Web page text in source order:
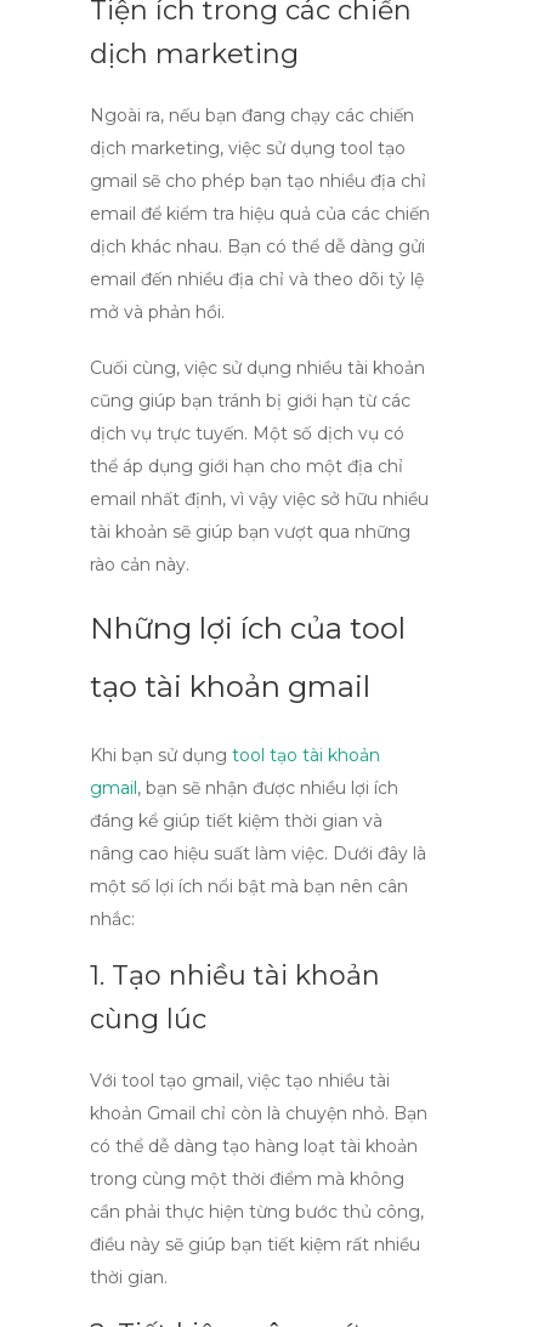
Tiện ích trong các chiến
dịch marketing
Ngoài ra, nếu bạn đang chạy các chiến
dịch marketing, việc sử dụng tool tạo
gmail sẽ cho phép bạn tạo nhiều địa chỉ
email để kiểm tra hiệu quả của các chiến
dịch khác nhau. Bạn có thể dễ dàng gửi
email đến nhiều địa chỉ và theo dõi tỷ lệ
mở và phản hồi.
Cuối cùng, việc sử dụng nhiều tài khoản
cũng giúp bạn tránh bị giới hạn từ các
dịch vụ trực tuyến. Một số dịch vụ có
thể áp dụng giới hạn cho một địa chỉ
email nhất định, vì vậy việc sở hữu nhiều
tài khoản sẽ giúp bạn vượt qua những
rào cản này.
Những lợi ích của tool
tạo tài khoản gmail
Khi bạn sử dụng tool tạo tài khoản
gmail, bạn sẽ nhận được nhiều lợi ích
đáng kể giúp tiết kiệm thời gian và
nâng cao hiệu suất làm việc. Dưới đây là
một số lợi ích nổi bật mà bạn nên cân
nhắc:
1. Tạo nhiều tài khoản
cùng lúc
Với tool tạo gmail, việc tạo nhiều tài
khoản Gmail chỉ còn là chuyện nhỏ. Bạn
có thể dễ dàng tạo hàng loạt tài khoản
trong cùng một thời điểm mà không
cần phải thực hiện từng bước thủ công,
điều này sẽ giúp bạn tiết kiệm rất nhiều
thời gian.